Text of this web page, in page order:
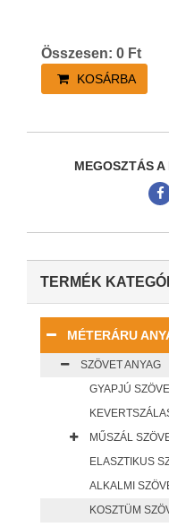
Összesen: 0 Ft
KOSÁRBA
MEGOSZTÁS
TERMÉK
MÉTERÁRU
SZÖVET ANYAG
GYAPJÚ
MŰSZÁL
ELASZTIKUS
ALKALMI
KOSZTÜM